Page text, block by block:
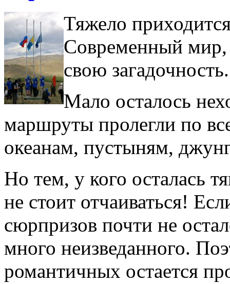
Тяжело
Современный мир,
свою загадочность.
Мало осталось
маршруты пролегли по
океанам, пустыням,
Но тем, у кого осталась
не стоит отчаиваться!
сюрпризов почти не
много неизведанного.
романтичных остается